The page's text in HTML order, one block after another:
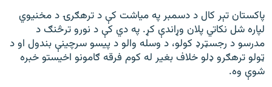
پاکستان تېر کال د دسمبر په مياشت کې د ترهګرۍ د مخنيوي
لپاره شل نکاتي پلان وړاندې کړ. په دي کې د نورو ترڅنګ د
مدرسو د رجسټرډ کولو، د وسله والو د پيسو سرچينې بندول او د
ټولو ترهګرو ډلو خلاف بغير له کوم فرقه ګامونو اخيستو خبره
شوې وه.